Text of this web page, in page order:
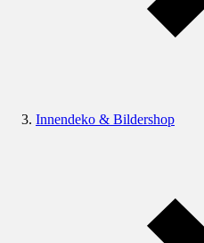
Innendeko & Bildershop